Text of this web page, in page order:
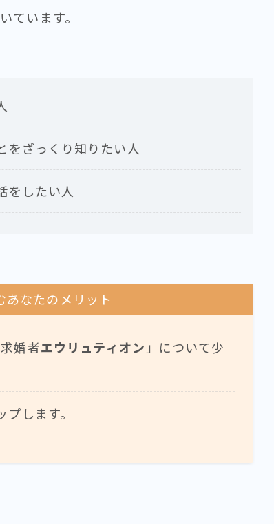
ています。
をざっくり知りたい人
をしたい人
あなたのメリット
婚者エウリュティオン 」について少
します。